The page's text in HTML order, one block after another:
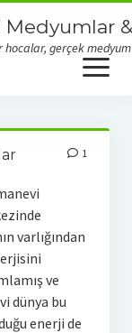
Medyumlar
gerçek
open
menu
1
varlığından
ve
dünya bu
enerji de